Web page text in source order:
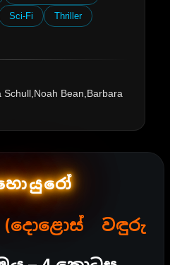
Sci-Fi Thriller
Bean,Barbara
(දොළොස් වඳුරු